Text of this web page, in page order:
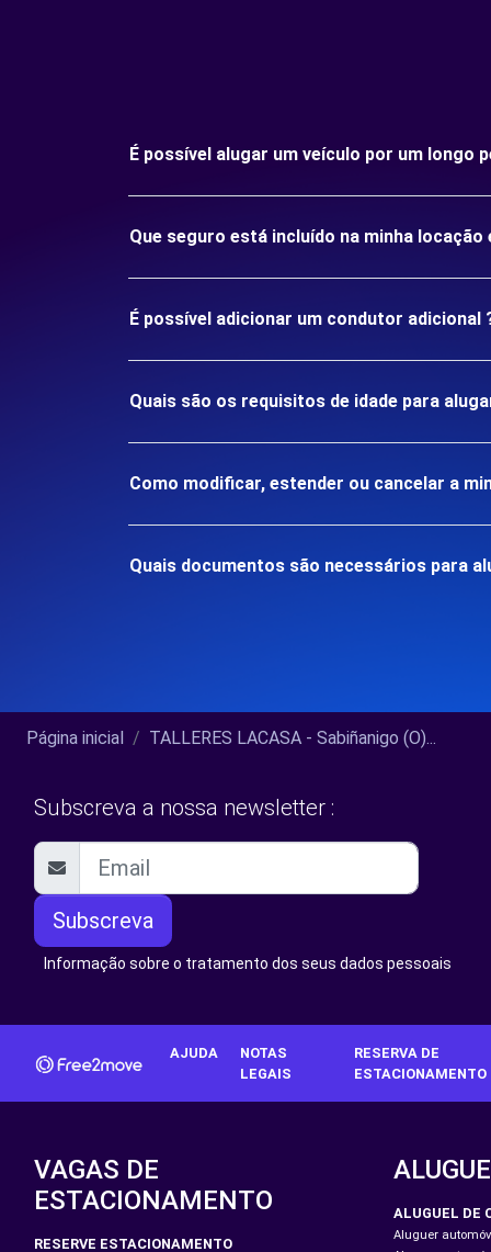
É possível alugar um veículo por um longo
Que seguro está incluído na minha locação
É possível adicionar um condutor adicional
Quais são os requisitos de idade para
Como modificar, estender ou cancelar a
Quais documentos são necessários para
Página inicial TALLERES LACASA - Sabiñanigo (O)...
Subscreva a nossa newsletter :
Subscreva
Informação sobre o tratamento dos seus dados pessoais
AJUDA
NOTAS
LEGAIS
RESERVA DE
ESTACIONAMENTO
VAGAS DE
ESTACIONAMENTO
RESERVE ESTACIONAMENTO
ALUGUEL DE
Aluguer